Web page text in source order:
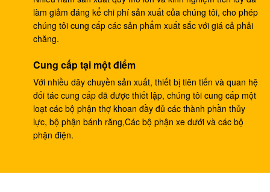
Bộ điều chỉnh bơm áp suất HPV145G 9195243 cho
ZX300
HPV0102 9181608
Máy xúc E304CR động cơ xoay assy E304 giảm xoay
thủy lực assy
Van điều khiển máy xúc 210Kg SK250 B44014B
550Kg EC460 Lắp ráp van điều khiển thủy lực
làm giảm đáng kể chi phí sản xuất của chúng tôi, cho phép
chúng tôi cung cấp các sản phẩm xuất sắc với giá cả phải
chăng.
Cung cấp tại một điểm
Với nhiều dây chuyền sản xuất, thiết bị tiên tiến và quan hệ
đối tác cung cấp đã được thiết lập, chúng tôi cung cấp một
loạt các bộ phận thợ khoan đầy đủ các thành phần thủy
lực, bộ phận bánh răng,Các bộ phận xe dưới và các bộ
phận điện.